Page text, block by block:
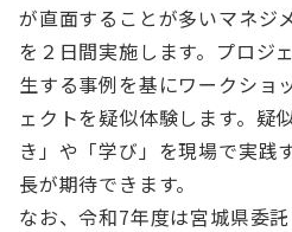
が直面することが多いマネジ
を２日間実施します。プロジ
生する事例を基にワークショ
ェクトを疑似体験します。疑
き」や「学び」を現場で実践
長が期待できます。
なお、令和7年度は宮城県委